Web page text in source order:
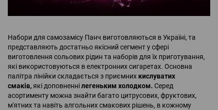
Набори для самозамісу Панч виготовляються в Україні, та
представляють достатньо якісний сегмент у сфері
виготовлення сольових рідин та наборів для їх приготування,
які використовуються в електронних сигаретах. Основна
палітра лінійки складається з приємних кислуватих
смаків,які доповненнілегеньким холодком. Серед
асортименту можна знайти багато цитрусових, фруктових,
м'ятних та навіть алгольних смакових рішень, в кожному